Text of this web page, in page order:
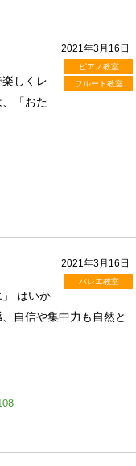
2021年3月16日
ピアノ教室
フルート教室
しくレ
「おた
2021年3月16日
バレエ教室
はいか
自信や集中力も自然と